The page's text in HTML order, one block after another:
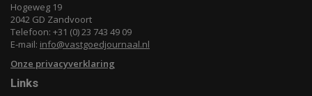
Hogeweg 19
2042 GD Zandvoort
Telefoon: +31 (0) 23 743 49 09
E-mail: info@vastgoedjournaal.nl
Onze privacyverklaring
Links